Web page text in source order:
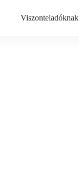
Viszonteladóknak